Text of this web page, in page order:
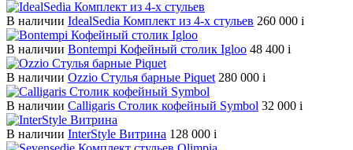
В наличии IdealSedia Комплект из 4-х стульев 260 000 i
В наличии Bontempi Кофейный столик Igloo 48 400 i
В наличии Ozzio Стулья барные Piquet 280 000 i
В наличии Calligaris Столик кофейный Symbol 32 000 i
В наличии InterStyle Витрина 128 000 i